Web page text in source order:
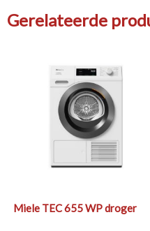
Gerelateerde
Miele TEC 655 WP droger